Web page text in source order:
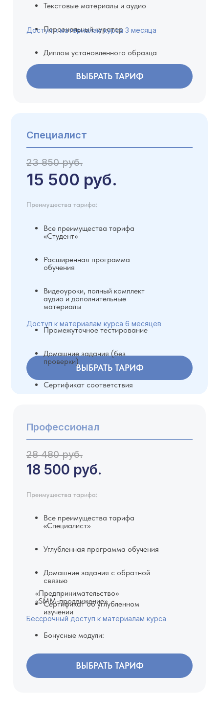
ВЫБРАТЬ ТАРИФ
ВЫБРАТЬ ТАРИФ
Текстовые материалы и аудио
Персональный куратор
Диплом установленного образца
Доступ к материалам курса 3 месяца
23 850 руб.
Специалист
Преимущества тарифа:
15 500 руб.
18 500 руб.
ВЫБРАТЬ ТАРИФ
Преимущества тарифа:
28 480 руб.
Все преимущества тарифа
«Студент»
Расширенная программа
обучения
Видеоуроки, полный комплект
аудио и дополнительные
материалы
Промежуточное тестирование
Домашние задания (без
проверки)
Сертификат соответствия
Доступ к материалам курса 6 месяцев
Все преимущества тарифа
«Специалист»
Углубленная программа обучения
Домашние задания с обратной
связью
Сертификат об углубленном
изучении
Бонусные модули:
«Предпринимательство»
«SMM-продвижение»
Бессрочный доступ к материалам курса
Профессионал